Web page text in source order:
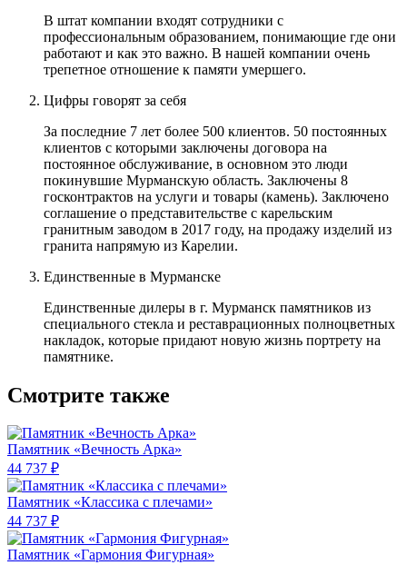
В штат компании входят сотрудники с
профессиональным образованием, понимающие где они
работают и как это важно. В нашей компании очень
трепетное отношение к памяти умершего.
Цифры говорят за себя
За последние 7 лет более 500 клиентов. 50 постоянных
клиентов с которыми заключены договора на
постоянное обслуживание, в основном это люди
покинувшие Мурманскую область. Заключены 8
госконтрактов на услуги и товары (камень). Заключено
соглашение о представительстве с карельским
гранитным заводом в 2017 году, на продажу изделий из
гранита напрямую из Карелии.
Единственные в Мурманске
Единственные дилеры в г. Мурманск памятников из
специального стекла и реставрационных полноцветных
накладок, которые придают новую жизнь портрету на
памятнике.
Смотрите также
Памятник «Вечность Арка»
44 737 ₽
Памятник «Классика c плечами»
44 737 ₽
Памятник «Гармония Фигурная»